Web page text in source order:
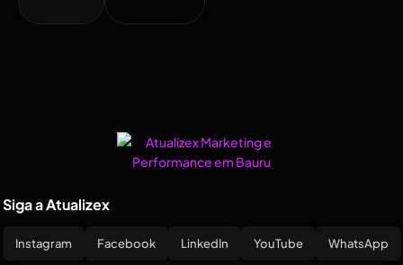
Siga a Atualizex
Instagram Facebook LinkedIn YouTube WhatsApp